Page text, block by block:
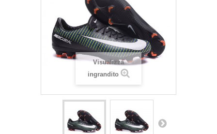
Visualizza
ingrandito